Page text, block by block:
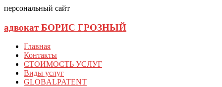
персональный сайт
адвокат БОРИС ГРОЗНЫЙ
Главная
Контакты
СТОИМОСТЬ УСЛУГ
Виды услуг
GLOBALPATENT